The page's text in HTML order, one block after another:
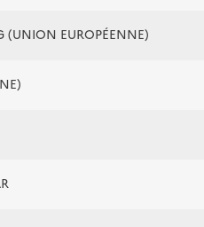
(UNION EUROPÉENNE)